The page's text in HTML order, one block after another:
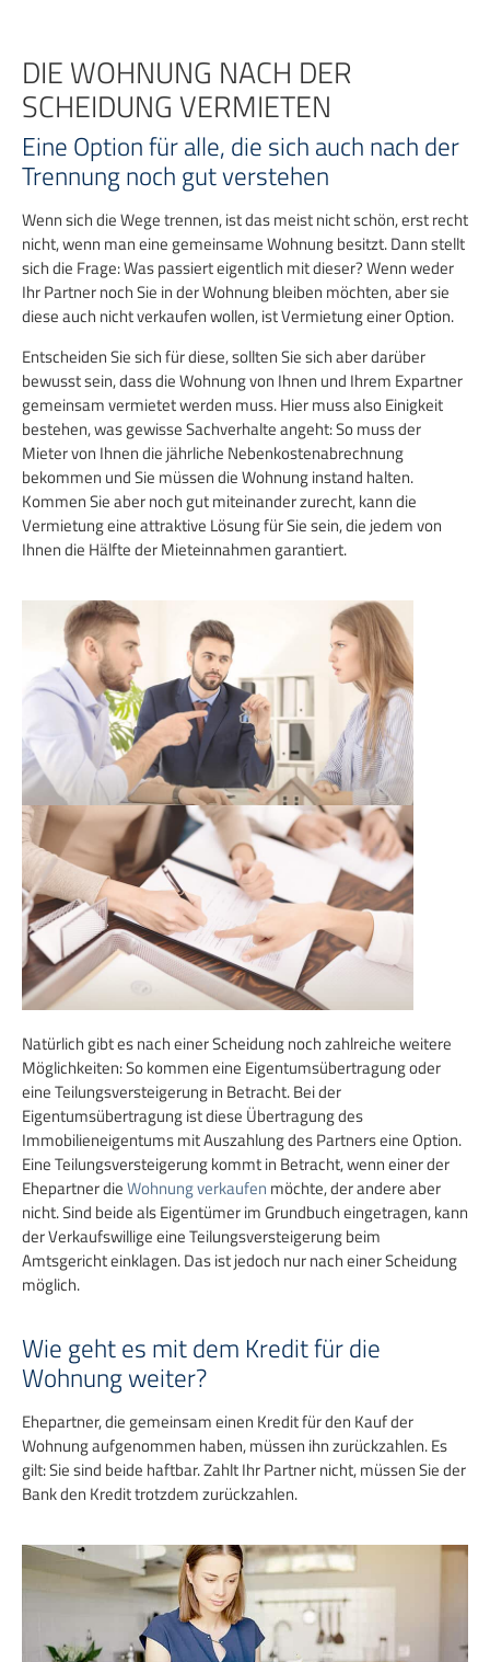
springen
DIE WOHNUNG NACH DER
SCHEIDUNG VERMIETEN
Eine Option für alle, die sich auch nach der
Trennung noch gut verstehen
Wenn sich die Wege trennen, ist das meist nicht schön, erst recht
nicht, wenn man eine gemeinsame Wohnung besitzt. Dann stellt
sich die Frage: Was passiert eigentlich mit dieser? Wenn weder
Ihr Partner noch Sie in der Wohnung bleiben möchten, aber sie
diese auch nicht verkaufen wollen, ist Vermietung einer Option.
Entscheiden Sie sich für diese, sollten Sie sich aber darüber
bewusst sein, dass die Wohnung von Ihnen und Ihrem Expartner
gemeinsam vermietet werden muss. Hier muss also Einigkeit
bestehen, was gewisse Sachverhalte angeht: So muss der
Mieter von Ihnen die jährliche Nebenkostenabrechnung
bekommen und Sie müssen die Wohnung instand halten.
Kommen Sie aber noch gut miteinander zurecht, kann die
Vermietung eine attraktive Lösung für Sie sein, die jedem von
Ihnen die Hälfte der Mieteinnahmen garantiert.
Natürlich gibt es nach einer Scheidung noch zahlreiche weitere
Möglichkeiten: So kommen eine Eigentumsübertragung oder
eine Teilungsversteigerung in Betracht. Bei der
Eigentumsübertragung ist diese Übertragung des
Immobilieneigentums mit Auszahlung des Partners eine Option.
Eine Teilungsversteigerung kommt in Betracht, wenn einer der
Ehepartner dieWohnung verkaufen möchte, der andere aber
nicht. Sind beide als Eigentümer im Grundbuch eingetragen, kann
der Verkaufswillige eine Teilungsversteigerung beim
Amtsgericht einklagen. Das ist jedoch nur nach einer Scheidung
möglich.
Wie geht es mit dem Kredit für die
Wohnung weiter?
Ehepartner, die gemeinsam einen Kredit für den Kauf der
Wohnung aufgenommen haben, müssen ihn zurückzahlen. Es
gilt: Sie sind beide haftbar. Zahlt Ihr Partner nicht, müssen Sie der
Bank den Kredit trotzdem zurückzahlen.